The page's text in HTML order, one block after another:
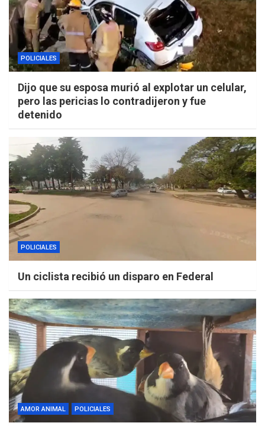
POLICIALES
Dijo que su esposa murió al explotar un celular,
pero las pericias lo contradijeron y fue
detenido
POLICIALES
Un ciclista recibió un disparo en Federal
AMOR ANIMAL POLICIALES